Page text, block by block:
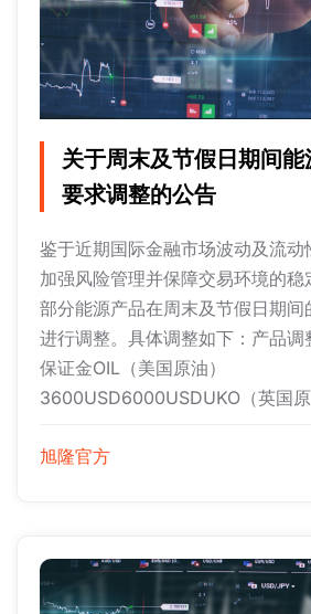
关于周末及节假日期间
要求调整的公告
鉴于近期国际金融市场波动及流
加强风险管理并保障交易环境的
部分能源产品在周末及节假日期
进行调整。具体调整如下：产品
保证金OIL（美国原油）
3600USD6000USDUKO（英国
旭隆官方